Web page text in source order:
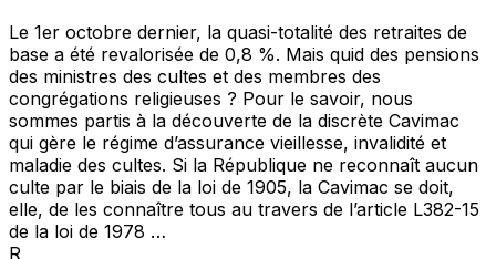
Le 1er octobre dernier, la quasi-totalité des retraites de
base a été revalorisée de 0,8 %. Mais quid des pensions
des ministres des cultes et des membres des
congrégations religieuses ? Pour le savoir, nous
sommes partis à la découverte de la discrète Cavimac
qui gère le régime d’assurance vieillesse, invalidité et
maladie des cultes. Si la République ne reconnaît aucun
culte par le biais de la loi de 1905, la Cavimac se doit,
elle, de les connaître tous au travers de l’article L382-15
de la loi de 1978 …
R